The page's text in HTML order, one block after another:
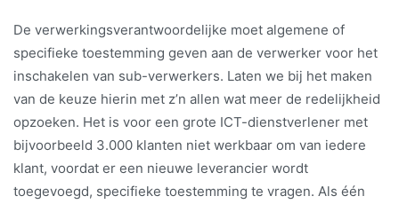
De verwerkingsverantwoordelijke moet algemene of
specifieke toestemming geven aan de verwerker voor het
inschakelen van sub-verwerkers. Laten we bij het maken
van de keuze hierin met z’n allen wat meer de redelijkheid
opzoeken. Het is voor een grote ICT-dienstverlener met
bijvoorbeeld 3.000 klanten niet werkbaar om van iedere
klant, voordat er een nieuwe leverancier wordt
toegevoegd, specifieke toestemming te vragen. Als één